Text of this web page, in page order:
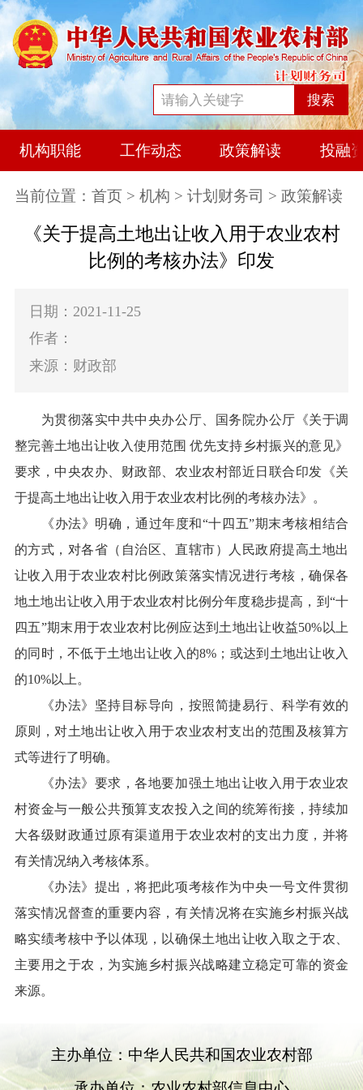
搜索
机构职能 工作动态 政策解读 投融
当前位置： 首页 > 机构 > 计划财务司 > 政策解读
《关于提高土地出让收入用于农业农村
比例的考核办法》印发
日期：2021-11-25
作者：
来源：财政部
为贯彻落实中共中央办公厅、国务院办公厅《关于调
整完善土地出让收入使用范围 优先支持乡村振兴的意见》
要求，中央农办、财政部、农业农村部近日联合印发《关
于提高土地出让收入用于农业农村比例的考核办法》。
《办法》明确，通过年度和“十四五”期末考核相结合
的方式，对各省（自治区、直辖市）人民政府提高土地出
让收入用于农业农村比例政策落实情况进行考核，确保各
地土地出让收入用于农业农村比例分年度稳步提高，到“十
四五”期末用于农业农村比例应达到土地出让收益50%以上
的同时，不低于土地出让收入的8%；或达到土地出让收入
的10%以上。
《办法》坚持目标导向，按照简捷易行、科学有效的
原则，对土地出让收入用于农业农村支出的范围及核算方
式等进行了明确。
《办法》要求，各地要加强土地出让收入用于农业农
村资金与一般公共预算支农投入之间的统筹衔接，持续加
大各级财政通过原有渠道用于农业农村的支出力度，并将
有关情况纳入考核体系。
《办法》提出，将把此项考核作为中央一号文件贯彻
落实情况督查的重要内容，有关情况将在实施乡村振兴战
略实绩考核中予以体现，以确保土地出让收入取之于农、
主要用之于农，为实施乡村振兴战略建立稳定可靠的资金
来源。
主办单位：中华人民共和国农业农村部